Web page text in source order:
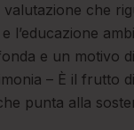
che
l’educazione
e un motivo
– È il frutto
punta alla